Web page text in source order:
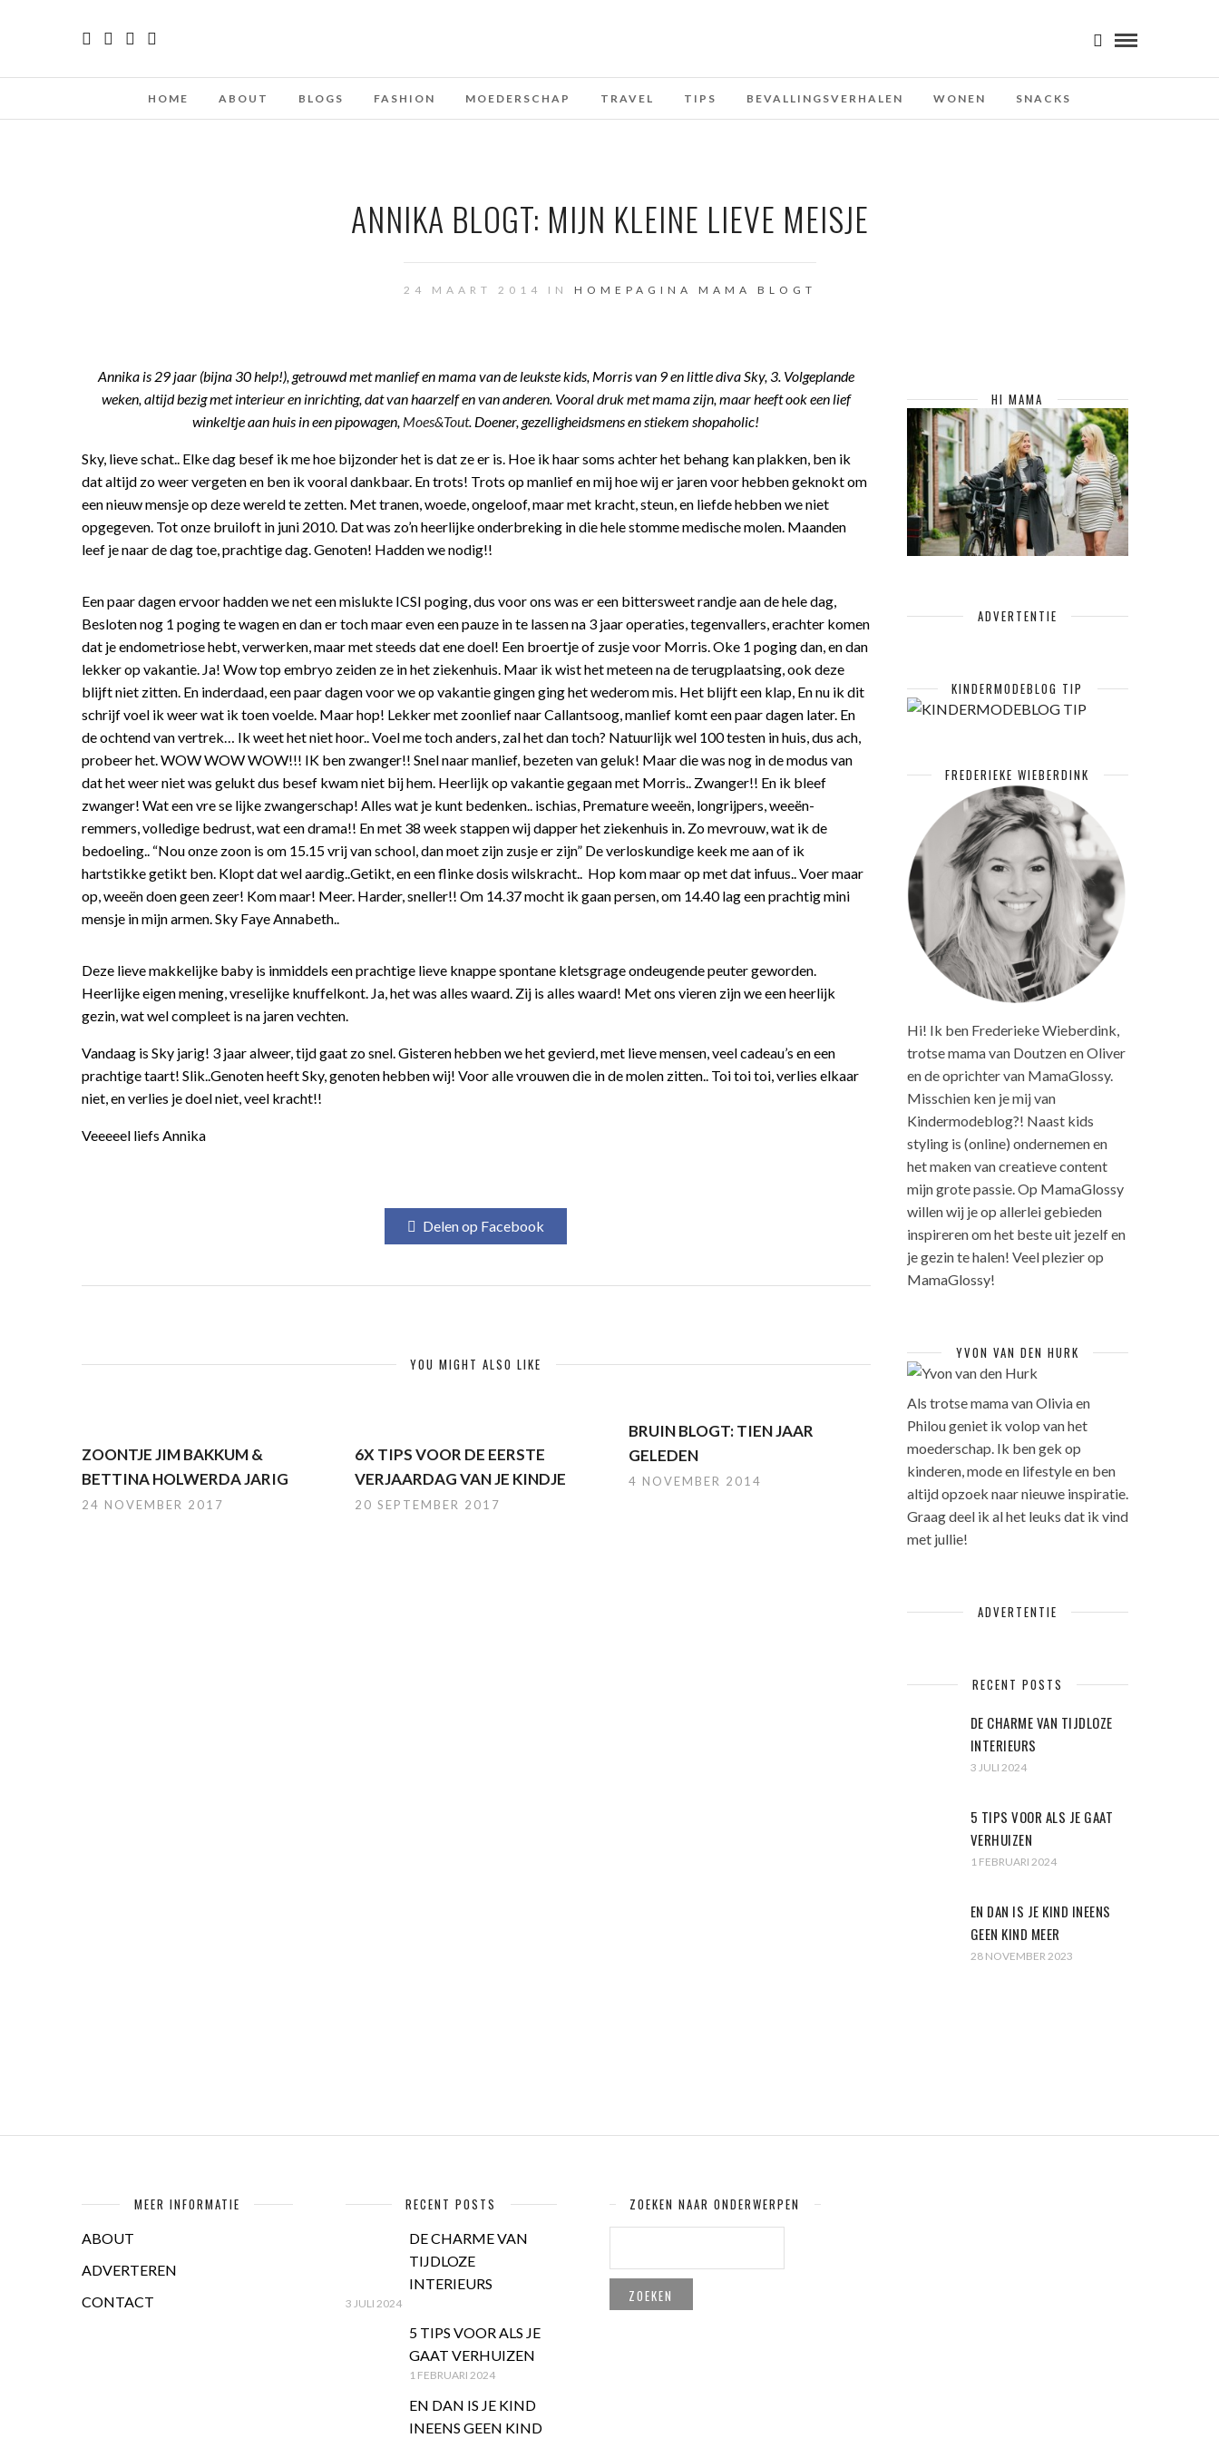
HOME ABOUT BLOGS FASHION MOEDERSCHAP TRAVEL TIPS BEVALLINGSVERHALEN WONEN SNACKS
ANNIKA BLOGT: MIJN KLEINE LIEVE MEISJE
24 MAART 2014 IN HOMEPAGINA MAMA BLOGT
Annika is 29 jaar (bijna 30 help!), getrouwd met manlief en mama van de leukste kids, Morris van 9 en little diva Sky, 3. Volgeplande
weken, altijd bezig met interieur en inrichting, dat van haarzelf en van anderen. Vooral druk met mama zijn, maar heeft ook een lief
winkeltje aan huis in een pipowagen, Moes&Tout. Doener, gezelligheidsmens en stiekem shopaholic!
Sky, lieve schat.. Elke dag besef ik me hoe bijzonder het is dat ze er is. Hoe ik haar soms achter het behang kan plakken, ben ik
dat altijd zo weer vergeten en ben ik vooral dankbaar. En trots! Trots op manlief en mij hoe wij er jaren voor hebben geknokt om
een nieuw mensje op deze wereld te zetten. Met tranen, woede, ongeloof, maar met kracht, steun, en liefde hebben we niet
opgegeven. Tot onze bruiloft in juni 2010. Dat was zo’n heerlijke onderbreking in die hele stomme medische molen. Maanden
leef je naar de dag toe, prachtige dag. Genoten! Hadden we nodig!!
Een paar dagen ervoor hadden we net een mislukte ICSI poging, dus voor ons was er een bittersweet randje aan de hele dag,
Besloten nog 1 poging te wagen en dan er toch maar even een pauze in te lassen na 3 jaar operaties, tegenvallers, erachter komen
dat je endometriose hebt, verwerken, maar met steeds dat ene doel! Een broertje of zusje voor Morris. Oke 1 poging dan, en dan
lekker op vakantie. Ja! Wow top embryo zeiden ze in het ziekenhuis. Maar ik wist het meteen na de terugplaatsing, ook deze
blijft niet zitten. En inderdaad, een paar dagen voor we op vakantie gingen ging het wederom mis. Het blijft een klap, En nu ik dit
schrijf voel ik weer wat ik toen voelde. Maar hop! Lekker met zoonlief naar Callantsoog, manlief komt een paar dagen later. En
de ochtend van vertrek… Ik weet het niet hoor.. Voel me toch anders, zal het dan toch? Natuurlijk wel 100 testen in huis, dus ach,
probeer het. WOW WOW WOW!!! IK ben zwanger!! Snel naar manlief, bezeten van geluk! Maar die was nog in de modus van
dat het weer niet was gelukt dus besef kwam niet bij hem. Heerlijk op vakantie gegaan met Morris.. Zwanger!! En ik bleef
zwanger! Wat een vre se lijke zwangerschap! Alles wat je kunt bedenken.. ischias, Premature weeën, longrijpers, weeën-
remmers, volledige bedrust, wat een drama!! En met 38 week stappen wij dapper het ziekenhuis in. Zo mevrouw, wat ik de
bedoeling.. “Nou onze zoon is om 15.15 vrij van school, dan moet zijn zusje er zijn” De verloskundige keek me aan of ik
hartstikke getikt ben. Klopt dat wel aardig..Getikt, en een flinke dosis wilskracht.. Hop kom maar op met dat infuus.. Voer maar
op, weeën doen geen zeer! Kom maar! Meer. Harder, sneller!! Om 14.37 mocht ik gaan persen, om 14.40 lag een prachtig mini
mensje in mijn armen. Sky Faye Annabeth..
Deze lieve makkelijke baby is inmiddels een prachtige lieve knappe spontane kletsgrage ondeugende peuter geworden.
Heerlijke eigen mening, vreselijke knuffelkont. Ja, het was alles waard. Zij is alles waard! Met ons vieren zijn we een heerlijk
gezin, wat wel compleet is na jaren vechten.
Vandaag is Sky jarig! 3 jaar alweer, tijd gaat zo snel. Gisteren hebben we het gevierd, met lieve mensen, veel cadeau’s en een
prachtige taart! Slik..Genoten heeft Sky, genoten hebben wij! Voor alle vrouwen die in de molen zitten.. Toi toi toi, verlies elkaar
niet, en verlies je doel niet, veel kracht!!
Veeeeel liefs Annika
Delen op Facebook
YOU MIGHT ALSO LIKE
ZOONTJE JIM BAKKUM &
BETTINA HOLWERDA JARIG
24 NOVEMBER 2017
6X TIPS VOOR DE EERSTE
VERJAARDAG VAN JE KINDJE
20 SEPTEMBER 2017
BRUIN BLOGT: TIEN JAAR
GELEDEN
4 NOVEMBER 2014
HI MAMA
ADVERTENTIE
KINDERMODEBLOG TIP
FREDERIEKE WIEBERDINK
Hi! Ik ben Frederieke Wieberdink,
trotse mama van Doutzen en Oliver
en de oprichter van MamaGlossy.
Misschien ken je mij van
Kindermodeblog?! Naast kids
styling is (online) ondernemen en
het maken van creatieve content
mijn grote passie. Op MamaGlossy
willen wij je op allerlei gebieden
inspireren om het beste uit jezelf en
je gezin te halen! Veel plezier op
MamaGlossy!
YVON VAN DEN HURK
Als trotse mama van Olivia en
Philou geniet ik volop van het
moederschap. Ik ben gek op
kinderen, mode en lifestyle en ben
altijd opzoek naar nieuwe inspiratie.
Graag deel ik al het leuks dat ik vind
met jullie!
ADVERTENTIE
RECENT POSTS
DE CHARME VAN TIJDLOZE
INTERIEURS
3 JULI 2024
5 TIPS VOOR ALS JE GAAT
VERHUIZEN
1 FEBRUARI 2024
EN DAN IS JE KIND INEENS
GEEN KIND MEER
28 NOVEMBER 2023
MEER INFORMATIE
ABOUT
ADVERTEREN
CONTACT
RECENT POSTS
DE CHARME VAN
TIJDLOZE
INTERIEURS
3 JULI 2024
5 TIPS VOOR ALS JE
GAAT VERHUIZEN
1 FEBRUARI 2024
EN DAN IS JE KIND
INEENS GEEN KIND
ZOEKEN NAAR ONDERWERPEN